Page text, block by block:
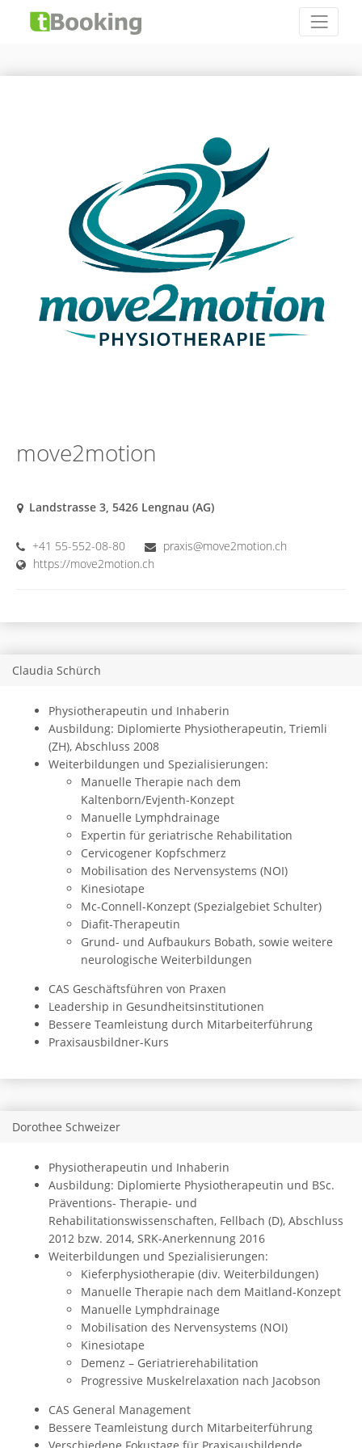
move2motion
Landstrasse 3, 5426 Lengnau (AG)
+41 55-552-08-80
praxis@move2motion.ch
https://move2motion.ch
Claudia Schürch
Physiotherapeutin und Inhaberin
Ausbildung: Diplomierte Physiotherapeutin, Triemli
(ZH), Abschluss 2008
Weiterbildungen und Spezialisierungen:
Manuelle Therapie nach dem
Kaltenborn/Evjenth-Konzept
Manuelle Lymphdrainage
Expertin für geriatrische Rehabilitation
Cervicogener Kopfschmerz
Mobilisation des Nervensystems (NOI)
Kinesiotape
Mc-Connell-Konzept (Spezialgebiet Schulter)
Diafit-Therapeutin
Grund- und Aufbaukurs Bobath, sowie weitere
neurologische Weiterbildungen
CAS Geschäftsführen von Praxen
Leadership in Gesundheitsinstitutionen
Bessere Teamleistung durch Mitarbeiterführung
Praxisausbildner-Kurs
Dorothee Schweizer
Physiotherapeutin und Inhaberin
Ausbildung: Diplomierte Physiotherapeutin und BSc.
Präventions- Therapie- und
Rehabilitationswissenschaften, Fellbach (D), Abschluss
2012 bzw. 2014, SRK-Anerkennung 2016
Weiterbildungen und Spezialisierungen:
Kieferphysiotherapie (div. Weiterbildungen)
Manuelle Therapie nach dem Maitland-Konzept
Manuelle Lymphdrainage
Mobilisation des Nervensystems (NOI)
Kinesiotape
Demenz – Geriatrierehabilitation
Progressive Muskelrelaxation nach Jacobson
CAS General Management
Bessere Teamleistung durch Mitarbeiterführung